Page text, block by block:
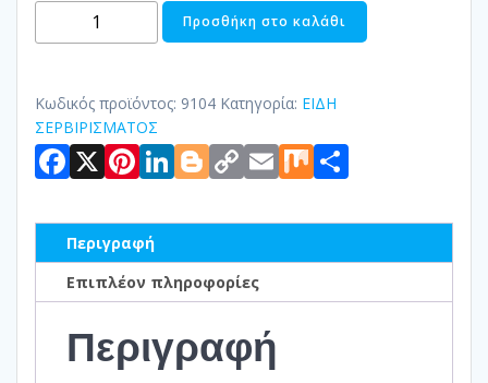
ΚΟΥΤΑΛΑ
ΠΥΡΑΝΤΟΧΗΣ
ΔΙΟΝΥΣΟΣ
ποσότητα
Προσθήκη στο καλάθι
Κωδικός προϊόντος: 9104 Κατηγορία: ΕΙΔΗ
ΣΕΡΒΙΡΙΣΜΑΤΟΣ
Facebook
X Pinterest
LinkedIn
Blogger
Copy
Link
Email
Mix
Περιγραφή
Επιπλέον πληροφορίες
Περιγραφή